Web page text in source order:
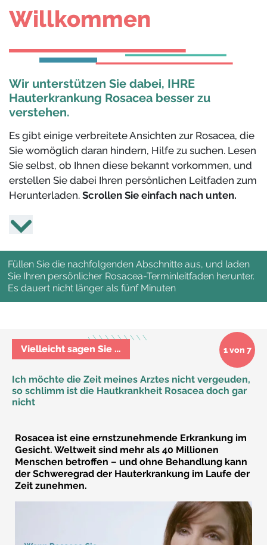
Willkommen
Wir unterstützen Sie dabei, IHRE
Hauterkrankung Rosacea besser zu
verstehen.
Es gibt einige verbreitete Ansichten zur Rosacea, die
Sie womöglich daran hindern, Hilfe zu suchen. Lesen
Sie selbst, ob Ihnen diese bekannt vorkommen, und
erstellen Sie dabei Ihren persönlichen Leitfaden zum
Herunterladen. Scrollen Sie einfach nach unten.
Füllen Sie die nachfolgenden Abschnitte aus, und laden
Sie Ihren persönlicher Rosacea-Terminleitfaden herunter.
Es dauert nicht länger als fünf Minuten
Ich möchte die Zeit meines Arztes nicht vergeuden,
so schlimm ist die Hautkrankheit Rosacea doch gar
nicht
Vielleicht sagen Sie … 1 von 7
Rosacea ist eine ernstzunehmende Erkrankung im
Gesicht. Weltweit sind mehr als 40 Millionen
Menschen betroffen – und ohne Behandlung kann
der Schweregrad der Hauterkrankung im Laufe der
Zeit zunehmen.